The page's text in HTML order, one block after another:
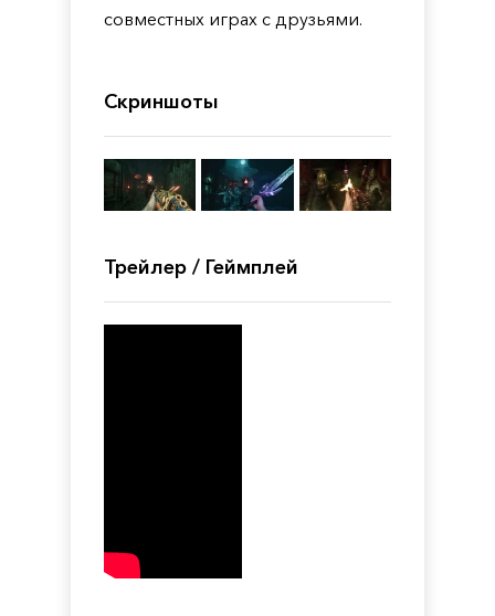
совместных играх с друзьями.
Скриншоты
Трейлер / Геймплей